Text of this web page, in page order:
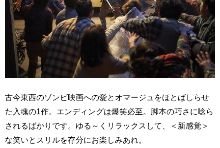
古今東西のゾンビ映画への愛とオマージュをほとばしらせ
た入魂の1作。エンディングは爆笑必至。脚本の巧さに唸ら
されるばかりです。ゆる～くリラックスして、＜新感覚＞
な笑いとスリルを存分にお楽しみあれ。